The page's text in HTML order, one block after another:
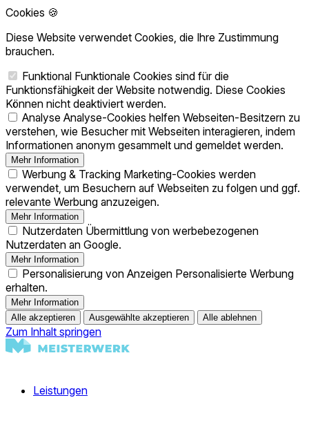
Cookies 🍪
Diese Website verwendet Cookies, die Ihre Zustimmung
brauchen.
Funktional Funktionale Cookies sind für die
Funktionsfähigkeit der Website notwendig. Diese Cookies
Können nicht deaktiviert werden.
Analyse Analyse-Cookies helfen Webseiten-Besitzern zu
verstehen, wie Besucher mit Webseiten interagieren, indem
Informationen anonym gesammelt und gemeldet werden.
Mehr Information
Werbung & Tracking Marketing-Cookies werden
verwendet, um Besuchern auf Webseiten zu folgen und ggf.
relevante Werbung anzuzeigen.
Mehr Information
Nutzerdaten Übermittlung von werbebezogenen
Nutzerdaten an Google.
Mehr Information
Personalisierung von Anzeigen Personalisierte Werbung
erhalten.
Mehr Information
Alle akzeptieren
Ausgewählte akzeptieren Alle ablehnen
Zum Inhalt springen
Leistungen